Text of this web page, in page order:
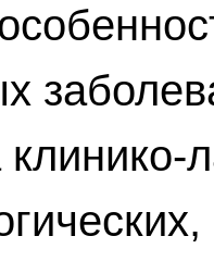
клинико-